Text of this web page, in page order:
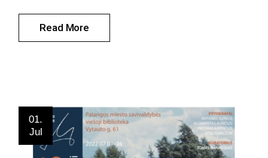
Read More
01.
Jul